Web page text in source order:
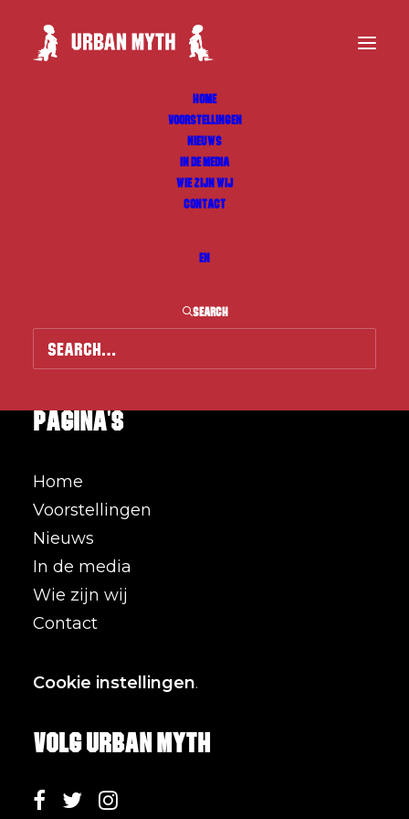
HOME
VOORSTELLINGEN
NIEUWS
IN DE MEDIA
WIE ZIJN WIJ
CONTACT
EN
SEARCH
Pagina's
Home
Voorstellingen
Nieuws
In de media
Wie zijn wij
Contact
Cookie instellingen.
Volg Urban Myth